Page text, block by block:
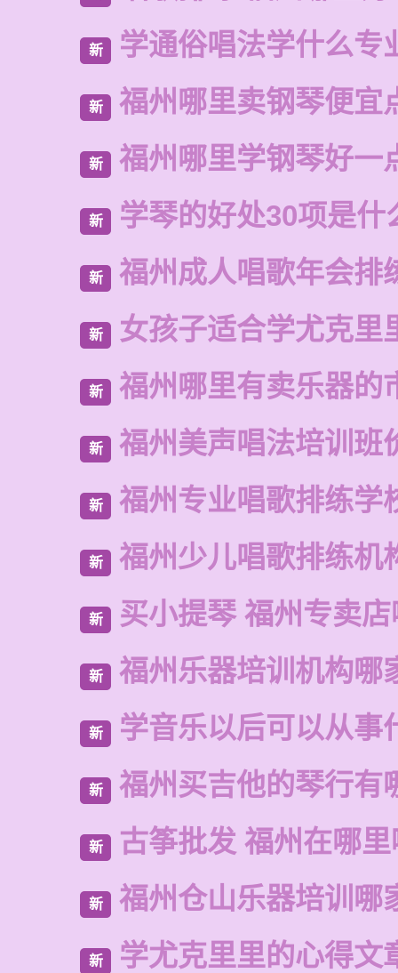
新 学通俗唱法学什么专
新 福州哪里卖钢琴便宜
新 福州哪里学钢琴好一
新 学琴的好处30项是什
新 福州成人唱歌年会排
新 女孩子适合学尤克里
新 福州哪里有卖乐器的
新 福州美声唱法培训班
新 福州专业唱歌排练学
新 福州少儿唱歌排练机
新 买小提琴 福州专卖
新 福州乐器培训机构哪
新 学音乐以后可以从事
新 福州买吉他的琴行有
新 古筝批发 福州在哪
新 福州仓山乐器培训哪
新 学尤克里里的心得文